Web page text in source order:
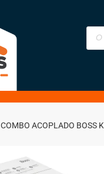
COMBO ACOPLADO BOSS